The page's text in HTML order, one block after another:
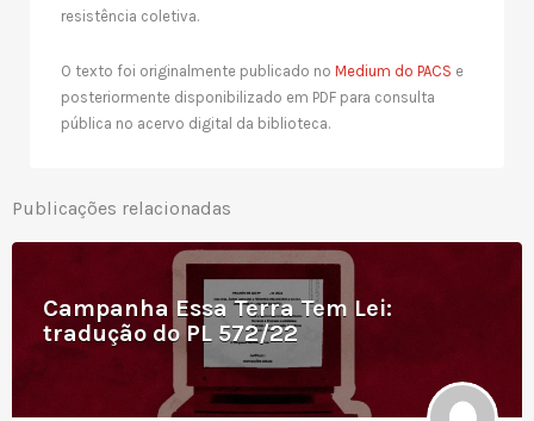
resistência coletiva.
O texto foi originalmente publicado no Medium do PACS e
posteriormente disponibilizado em PDF para consulta
pública no acervo digital da biblioteca.
Publicações relacionadas
Campanha Essa Terra Tem Lei:
tradução do PL 572/22